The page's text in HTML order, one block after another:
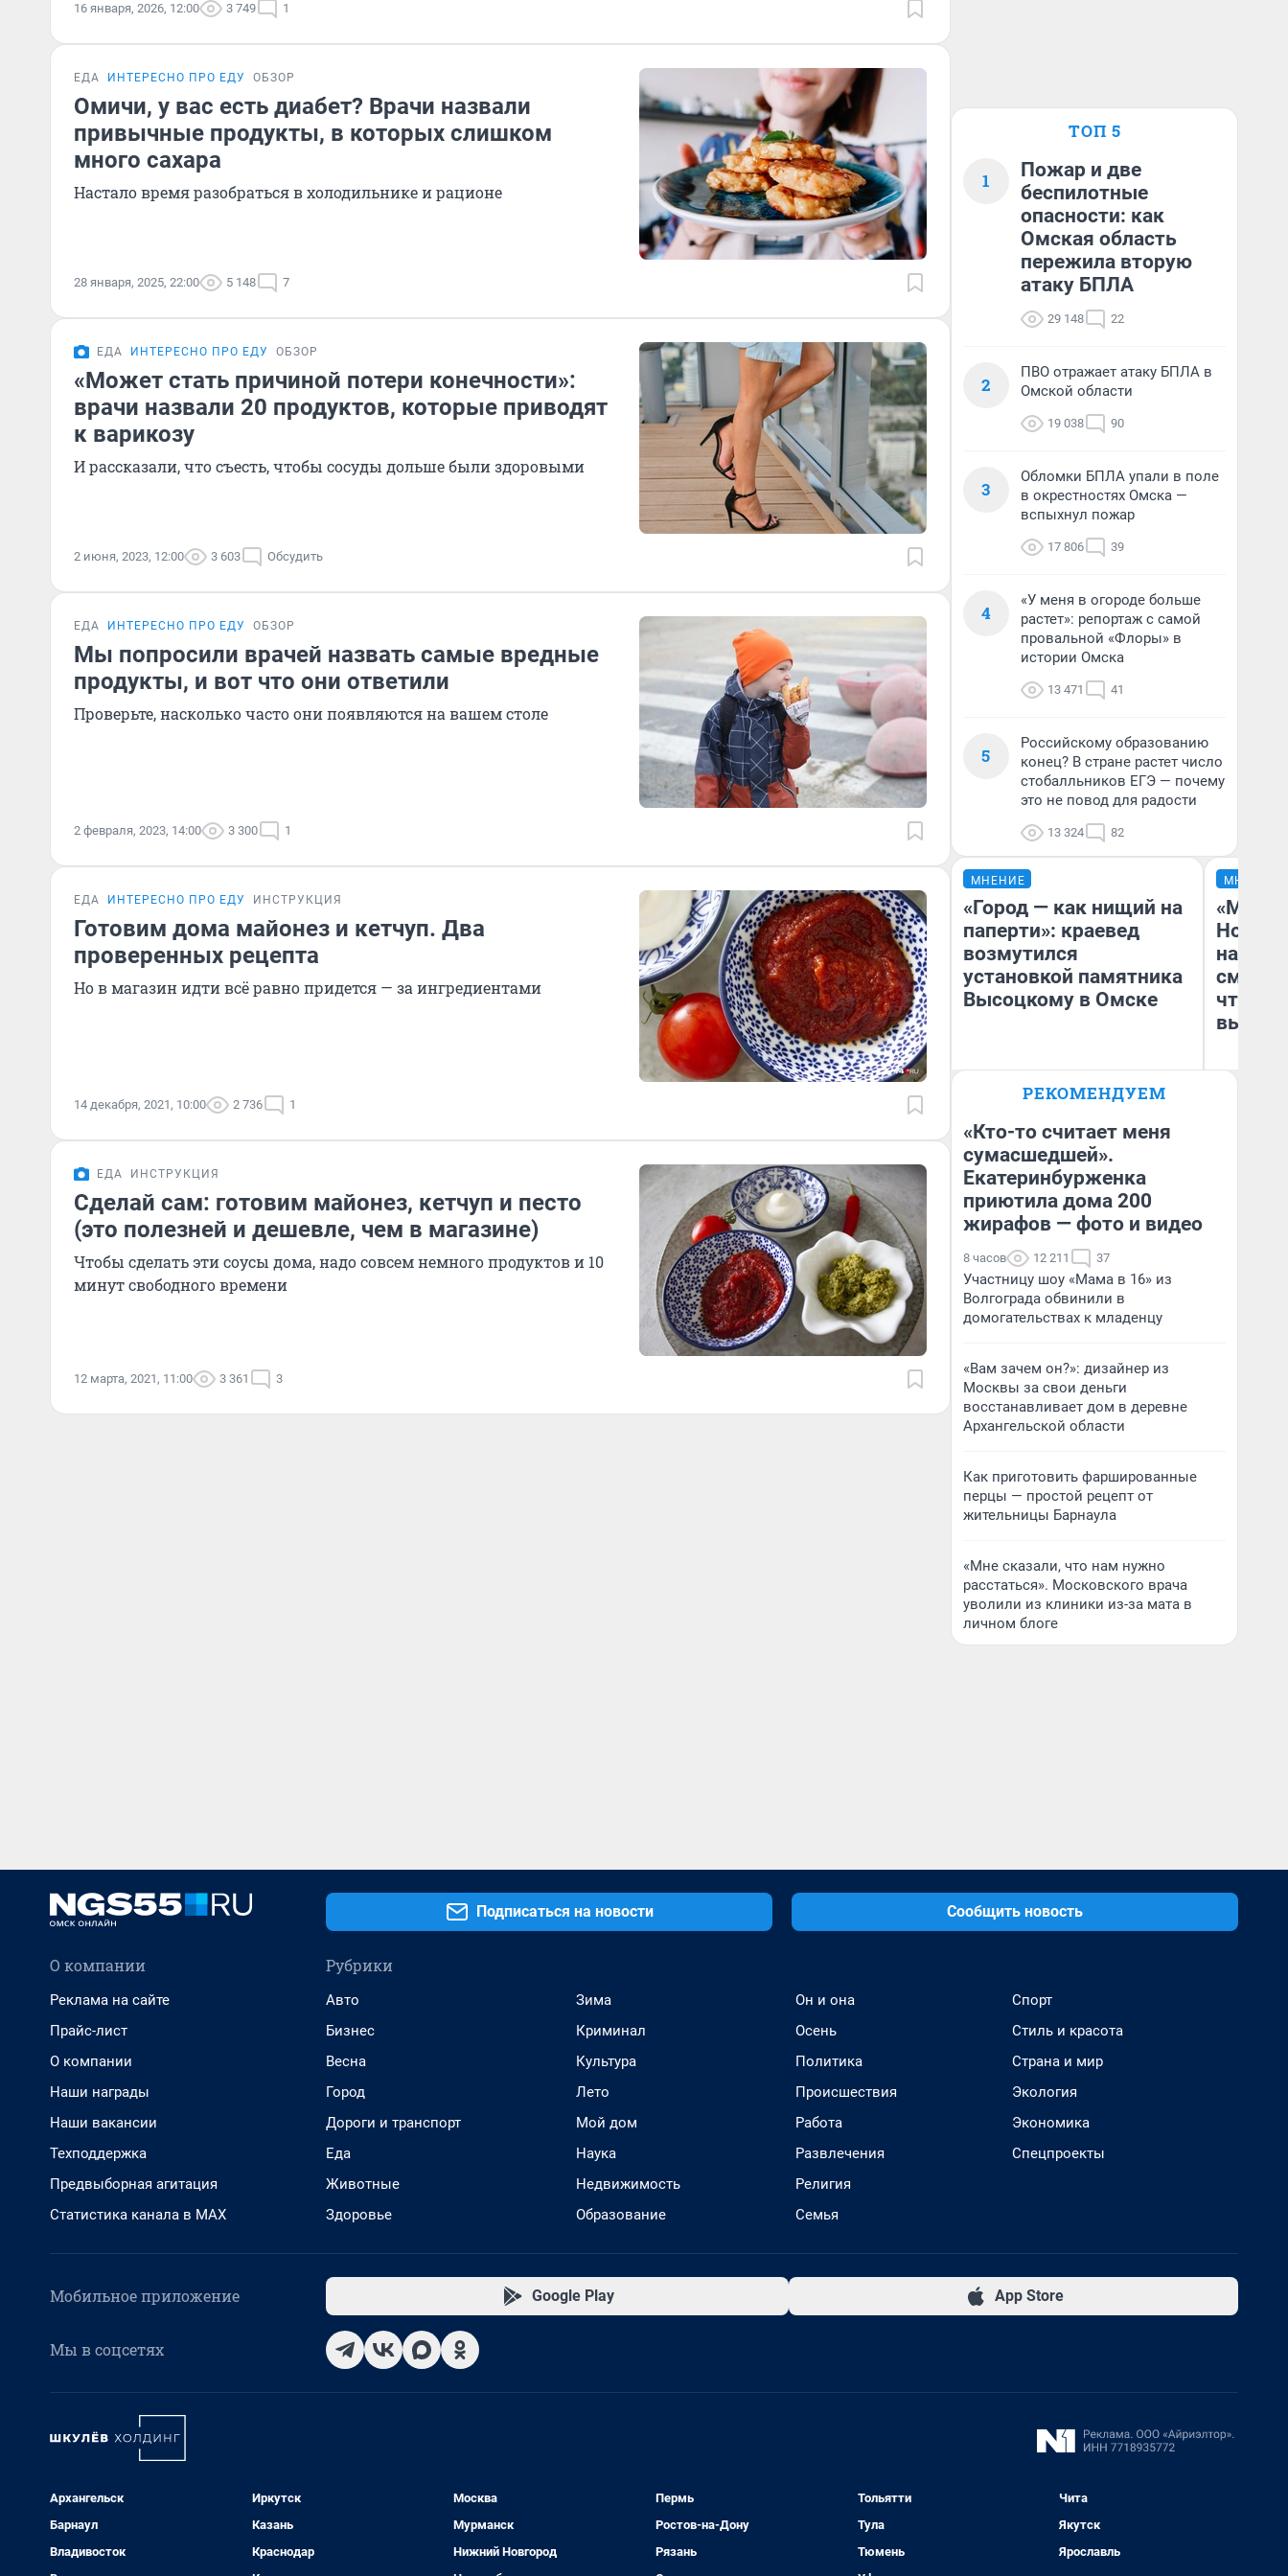
16 января, 2026, 12:00 3 749 1
ЕДА ИНТЕРЕСНО ПРО ЕДУ ОБЗОР
Омичи, у вас есть диабет? Врачи назвали
привычные продукты, в которых слишком
много сахара
Настало время разобраться в холодильнике и рационе
28 января, 2025, 22:00 5 148 7
ЕДА ИНТЕРЕСНО ПРО ЕДУ ОБЗОР
«Может стать причиной потери конечности»:
врачи назвали 20 продуктов, которые приводят
к варикозу
И рассказали, что съесть, чтобы сосуды дольше были здоровыми
2 июня, 2023, 12:00 3 603 Обсудить
ЕДА ИНТЕРЕСНО ПРО ЕДУ ОБЗОР
Мы попросили врачей назвать самые вредные
продукты, и вот что они ответили
Проверьте, насколько часто они появляются на вашем столе
2 февраля, 2023, 14:00 3 300 1
ЕДА ИНТЕРЕСНО ПРО ЕДУ ИНСТРУКЦИЯ
Готовим дома майонез и кетчуп. Два
проверенных рецепта
Но в магазин идти всё равно придется — за ингредиентами
14 декабря, 2021, 10:00 2 736 1
ЕДА ИНСТРУКЦИЯ
Сделай сам: готовим майонез, кетчуп и песто
(это полезней и дешевле, чем в магазине)
Чтобы сделать эти соусы дома, надо совсем немного продуктов и 10
минут свободного времени
12 марта, 2021, 11:00 3 361 3
ТОП 5
1
Пожар и две
беспилотные
опасности: как
Омская область
пережила вторую
атаку БПЛА
29 148 22
2
ПВО отражает атаку БПЛА в
Омской области
19 038 90
3
Обломки БПЛА упали в поле
в окрестностях Омска —
вспыхнул пожар
17 806 39
4
«У меня в огороде больше
растет»: репортаж с самой
провальной «Флоры» в
истории Омска
13 471 41
5
Российскому образованию
конец? В стране растет число
стобалльников ЕГЭ — почему
это не повод для радости
13 324 82
МНЕНИЕ
«Город — как нищий на
паперти»: краевед
возмутился
установкой памятника
Высоцкому в Омске
Игорь Коновалов
МНЕНИЕ
«Мы
чтобы
РЕКОМЕНДУЕМ
«Кто-то считает меня
сумасшедшей».
Екатеринбурженка
приютила дома 200
жирафов — фото и видео
8 часов 12 211 37
Участницу шоу «Мама в 16» из
Волгограда обвинили в
домогательствах к младенцу
«Вам зачем он?»: дизайнер из
Москвы за свои деньги
восстанавливает дом в деревне
Архангельской области
Как приготовить фаршированные
перцы — простой рецепт от
жительницы Барнаула
«Мне сказали, что нам нужно
расстаться». Московского врача
уволили из клиники из-за мата в
личном блоге
Подписаться на новости Сообщить новость
О компании
Реклама на сайте
Прайс-лист
О компании
Наши награды
Наши вакансии
Техподдержка
Предвыборная агитация
Статистика канала в MAX
Рубрики
Авто
Бизнес
Весна
Город
Дороги и транспорт
Еда
Животные
Здоровье
Зима
Криминал
Культура
Лето
Мой дом
Наука
Недвижимость
Образование
Он и она
Осень
Политика
Происшествия
Работа
Развлечения
Религия
Семья
Спорт
Стиль и красота
Страна и мир
Экология
Экономика
Спецпроекты
Мобильное приложение Google Play App Store
Мы в соцсетях
Архангельск
Барнаул
Владивосток
Иркутск
Казань
Краснодар
Москва
Мурманск
Нижний Новгород
Пермь
Ростов-на-Дону
Рязань
Тольятти
Тула
Тюмень
Чита
Якутск
Ярославль